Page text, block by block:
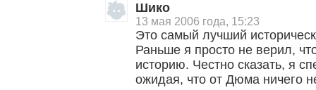
Шико
13 мая 2006 года, 15:23
Это самый лучший
Раньше я просто не верил,
историю. Честно сказать, я
ожидая, что от Дюма ничего